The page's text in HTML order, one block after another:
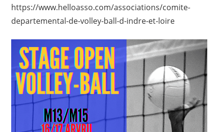
https://www.helloasso.com/associations/comite-
departemental-de-volley-ball-d-indre-et-loire